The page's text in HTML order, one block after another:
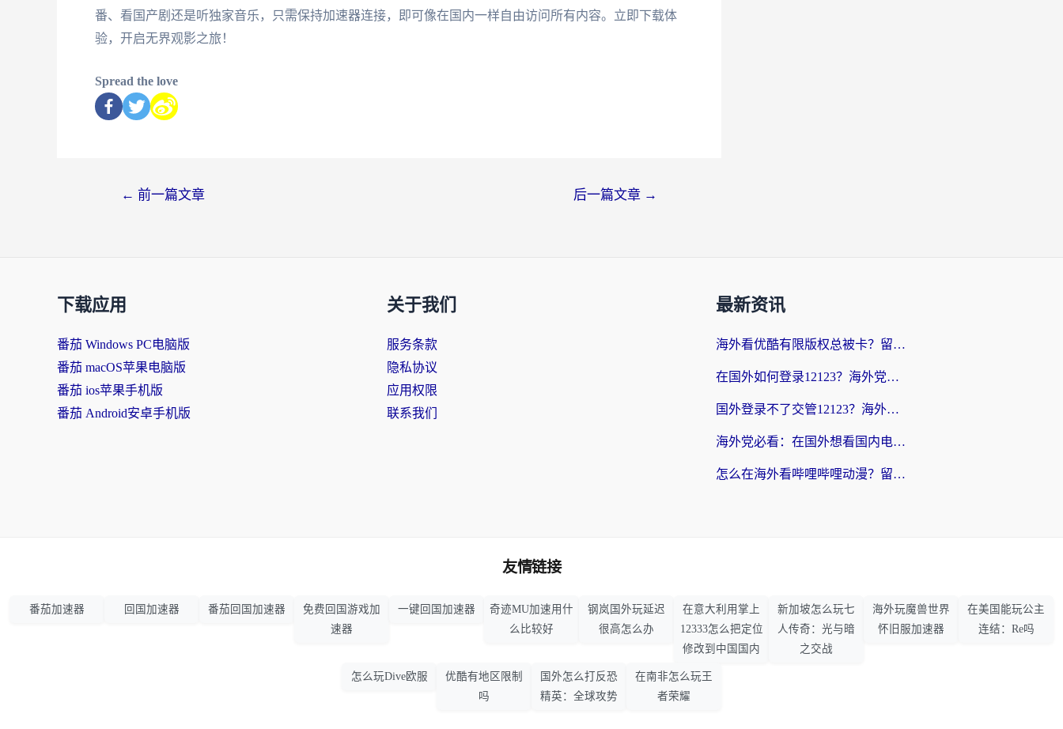
番、看国产剧还是听独家音乐，只需保持加速器连接，即可像在国内一样自由访问所有内容。立即下载体
验，开启无界观影之旅！
Spread the love
← 前一篇文章 后一篇文章 →
下载应用
番茄 Windows PC电脑版
番茄 macOS苹果电脑版
番茄 ios苹果手机版
番茄 Android安卓手机版
关于我们
服务条款
隐私协议
应用权限
联系我们
最新资讯
海外看优酷有限版权总被卡？留学生亲测有效的回国加速器选择指南
在国外如何登录12123？海外党必备的回国加速实用指南
国外登录不了交管12123？海外华人亲测有效的回国加速器选择指南
海外党必看：在国外想看国内电视剧用什么软件？3步解决地域限制
怎么在海外看哔哩哔哩动漫？留学生亲测有效的回国加速方案
友情链接
番茄加速器 回国加速器 番茄回国加速器
免费回国游戏加
速器
一键回国加速器
奇迹MU加速用什
么比较好
钢岚国外玩延迟
很高怎么办
在意大利用掌上
12333怎么把定位
修改到中国国内
新加坡怎么玩七
人传奇：光与暗
之交战
海外玩魔兽世界
怀旧服加速器
在美国能玩公主
连结：Re吗
怎么玩Dive欧服
优酷有地区限制
吗
国外怎么打反恐
精英：全球攻势
在南非怎么玩王
者荣耀